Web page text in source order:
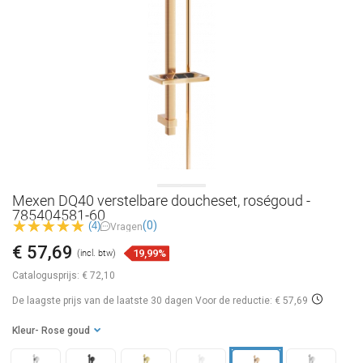
Mexen DQ40 verstelbare doucheset, roségoud -
785404581-60
(4) Vragen(0)
Catalogusprijs: € 72,10
€ 57,69 (incl. btw) 19,99%
De laagste prijs van de laatste 30 dagen Voor de reductie: € 57,69
Kleur - Rose goud